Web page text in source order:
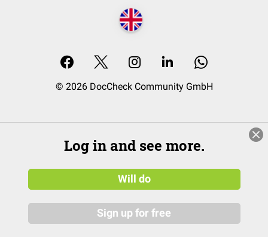
© 2026 DocCheck Community GmbH
Log in and see more.
Will do
Sign up for free